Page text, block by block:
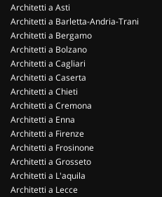
Architetti a Asti
Architetti a Barletta-Andria-Trani
Architetti a Bergamo
Architetti a Bolzano
Architetti a Cagliari
Architetti a Caserta
Architetti a Chieti
Architetti a Cremona
Architetti a Enna
Architetti a Firenze
Architetti a Frosinone
Architetti a Grosseto
Architetti a L'aquila
Architetti a Lecce